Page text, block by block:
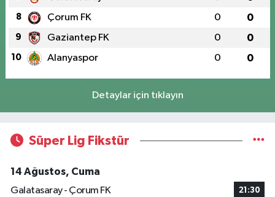
8 Çorum FK 0 0
9 Gaziantep FK 0 0
10 Alanyaspor 0 0
Detaylar için tıklayın
Süper Lig Fikstür
14 Ağustos, Cuma
Galatasaray - Çorum FK
21:30